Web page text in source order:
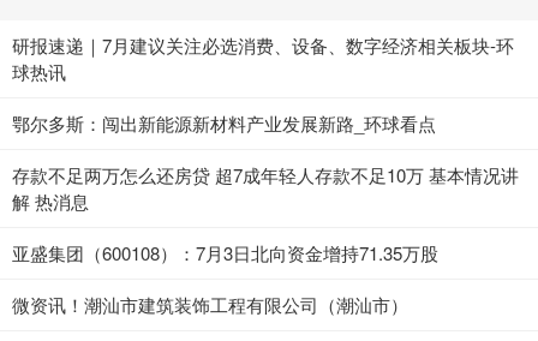
研报速递｜7月建议关注必选消费、设备、数字经济相关板块-环
球热讯
鄂尔多斯：闯出新能源新材料产业发展新路_环球看点
存款不足两万怎么还房贷 超7成年轻人存款不足10万 基本情况讲
解 热消息
亚盛集团（600108）：7月3日北向资金增持71.35万股
微资讯！潮汕市建筑装饰工程有限公司（潮汕市）